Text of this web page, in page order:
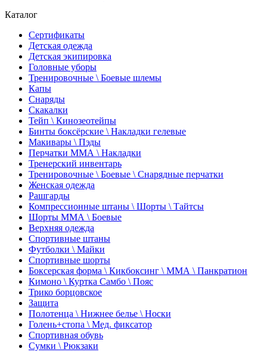
Каталог
Сертификаты
Детская одежда
Детская экипировка
Головные уборы
Тренировочные \ Боевые шлемы
Капы
Снаряды
Скакалки
Тейп \ Кинозеотейпы
Бинты боксёрские \ Накладки гелевые
Макивары \ Пэды
Перчатки ММА \ Накладки
Тренерский инвентарь
Тренировочные \ Боевые \ Снарядные перчатки
Женская одежда
Рашгарды
Компрессионные штаны \ Шорты \ Тайтсы
Шорты ММА \ Боевые
Верхняя одежда
Спортивные штаны
Футболки \ Майки
Спортивные шорты
Боксерская форма \ Кикбоксинг \ ММА \ Панкратион
Кимоно \ Куртка Самбо \ Пояс
Трико борцовское
Защита
Полотенца \ Нижнее белье \ Носки
Голень+стопа \ Мед. фиксатор
Спортивная обувь
Сумки \ Рюкзаки